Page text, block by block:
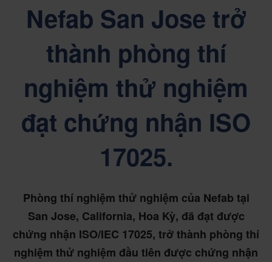
Nefab San Jose trở
thành phòng thí
nghiệm thử nghiệm
đạt chứng nhận ISO
17025.
Phòng thí nghiệm thử nghiệm của Nefab tại
San Jose, California, Hoa Kỳ, đã đạt được
chứng nhận ISO/IEC 17025, trở thành phòng thí
nghiệm thử nghiệm đầu tiên được chứng nhận